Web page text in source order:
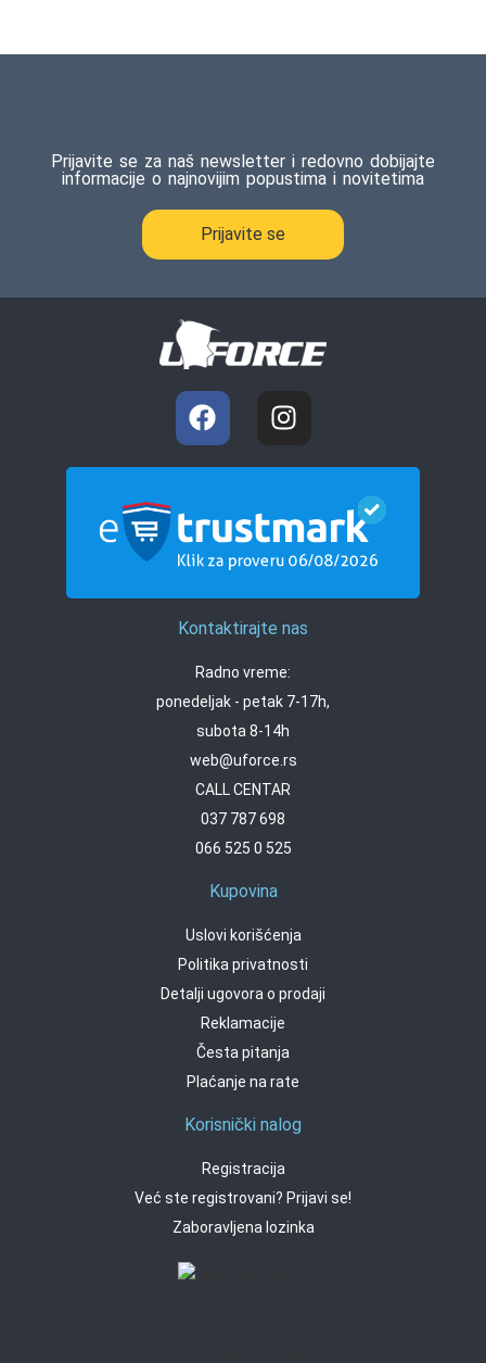
Prijavite se za naš newsletter i redovno dobijajte
informacije o najnovijim popustima i novitetima
Prijavite se
Kontaktirajte nas
Radno vreme:
ponedeljak - petak 7-17h,
subota 8-14h
web@uforce.rs
CALL CENTAR
037 787 698
066 525 0 525
Kupovina
Uslovi korišćenja
Politika privatnosti
Detalji ugovora o prodaji
Reklamacije
Česta pitanja
Plaćanje na rate
Korisnički nalog
Registracija
Već ste registrovani? Prijavi se!
Zaboravljena lozinka